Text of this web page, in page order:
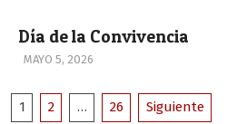
Día de la Convivencia
2026-
05
MAYO 5, 2026
Paginación
1 2 … 26 Siguiente